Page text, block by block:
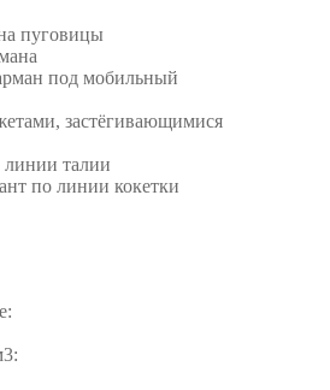
пуговицы
под мобильный
застёгивающимися
линии талии
по линии кокетки